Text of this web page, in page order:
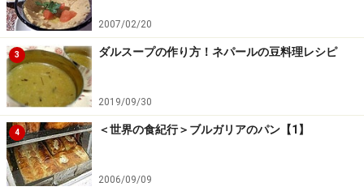
ライムの辛口そぼろ）」290円
「手づくりキット ラープ（タイの香菜とライムの辛口そぼ
ろ）」28g（2人前）290円（税込）
最後にご紹介するのは、「手づくりキット ラープ（タイ
の香菜とライムの辛口そぼろ）」28g（2人前）290円
（税込）。ラープとは、タイ東北部の代表的な肉サラダ
2007/02/20
3 ダルスープの作り方！ネパールの豆料理レシピ
2019/09/30
4 ＜世界の食紀行＞ブルガリアのパン【1】
2006/09/09